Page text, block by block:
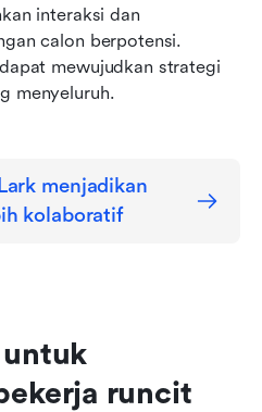
interaksi dan
calon berpotensi.
mewujudkan strategi
menyeluruh.
menjadikan
kolaboratif
untuk
runcit